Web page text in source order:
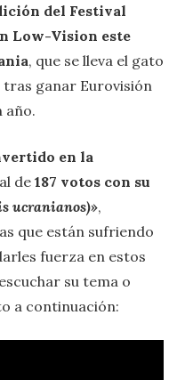
del Festival
Low-Vision este
, que se lleva el gato
ganar Eurovisión
año.
en la
de 187 votos con su
ucranianos)»,
que están sufriendo
fuerza en estos
su tema o
a continuación: